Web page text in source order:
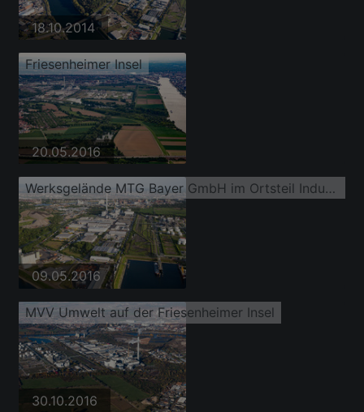
18.10.2014
Friesenheimer Insel
20.05.2016
Werksgelände MTG Bayer GmbH im Ortsteil Industriehafen
09.05.2016
MVV Umwelt auf der Friesenheimer Insel
30.10.2016